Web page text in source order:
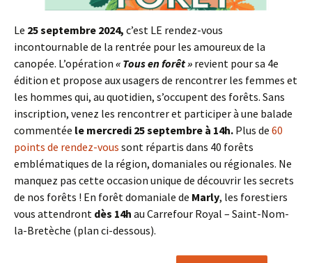
Le 25 septembre 2024, c’est LE rendez-vous
incontournable de la rentrée pour les amoureux de la
canopée. L’opération « Tous en forêt » revient pour sa 4e
édition et propose aux usagers de rencontrer les femmes et
les hommes qui, au quotidien, s’occupent des forêts. Sans
inscription, venez les rencontrer et participer à une balade
commentée le mercredi 25 septembre à 14h. Plus de 60
points de rendez-vous sont répartis dans 40 forêts
emblématiques de la région, domaniales ou régionales. Ne
manquez pas cette occasion unique de découvrir les secrets
de nos forêts ! En forêt domaniale de Marly, les forestiers
vous attendront dès 14h au Carrefour Royal – Saint-Nom-
la-Bretèche (plan ci-dessous).